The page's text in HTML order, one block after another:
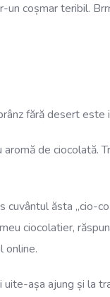
un coșmar teribil.
fără desert este
de ciocolată.
cuvântul ăsta „cio-
ciocolatier,
online.
așa ajung și la